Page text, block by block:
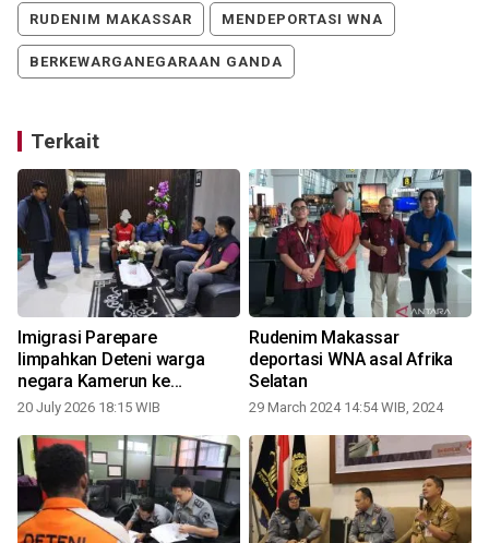
RUDENIM MAKASSAR MENDEPORTASI WNA
BERKEWARGANEGARAAN GANDA
Terkait
Imigrasi Parepare
limpahkan Deteni warga
negara Kamerun ke
Rudenim Makassar
20 July 2026 18:15 WIB
Rudenim Makassar
deportasi WNA asal Afrika
Selatan
29 March 2024 14:54 WIB, 2024